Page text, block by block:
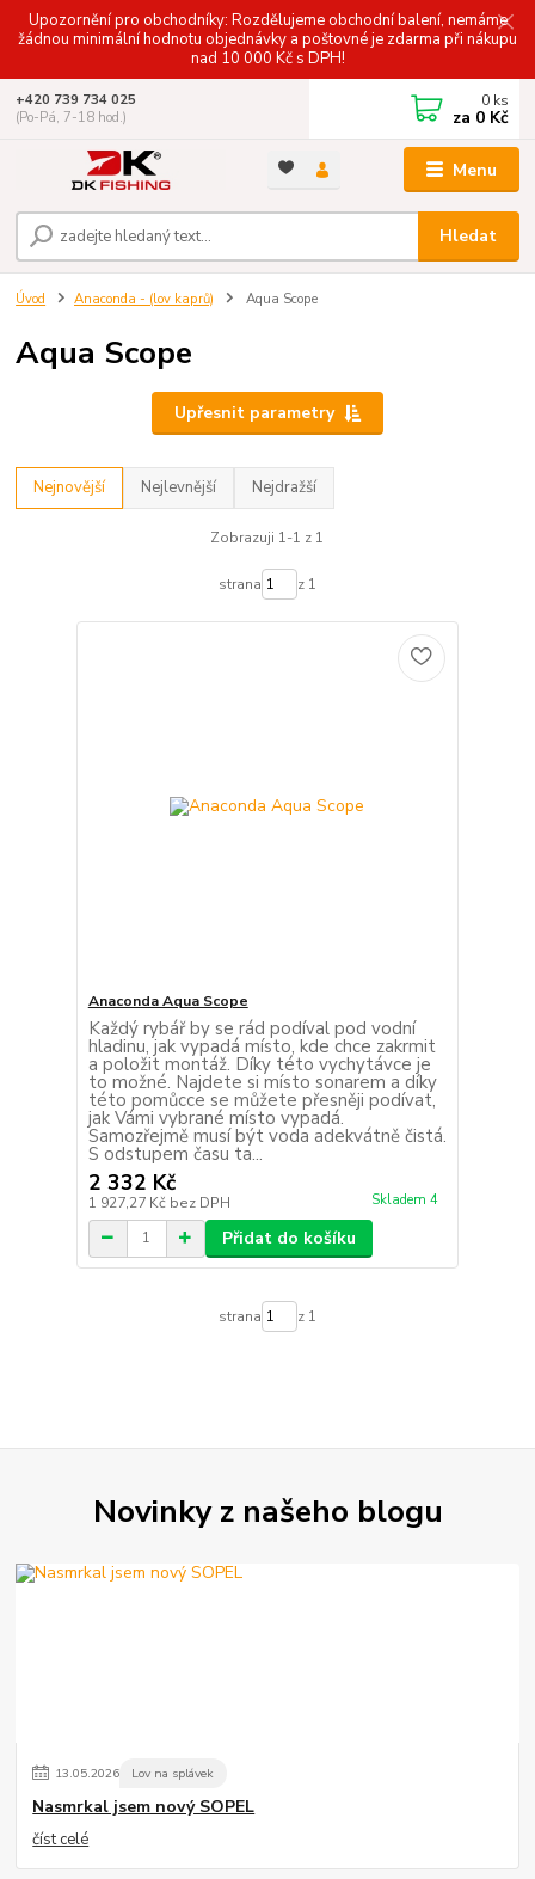
Upozornění pro obchodníky: Rozdělujeme obchodní balení, nemáme
žádnou minimální hodnotu objednávky a poštovné je zdarma při nákupu
nad 10 000 Kč s DPH!
Menu
Hledat
+420 739 734 025
(Po-Pá, 7-18 hod.)
0 ks
za 0 Kč
Úvod Anaconda - (lov kaprů) Aqua Scope
Aqua Scope
Upřesnit parametry
Nejnovější Nejlevnější Nejdražší
Zobrazuji 1-1 z 1
strana z 1
Anaconda Aqua Scope
Každý rybář by se rád podíval pod vodní
hladinu, jak vypadá místo, kde chce zakrmit
a položit montáž. Díky této vychytávce je
to možné. Najdete si místo sonarem a díky
této pomůcce se můžete přesněji podívat,
jak Vámi vybrané místo vypadá.
Samozřejmě musí být voda adekvátně čistá.
S odstupem času ta...
2 332 Kč
1 927,27 Kč bez DPH Skladem 4
Přidat do košíku
strana z 1
Novinky z našeho blogu
13.05.2026 Lov na splávek
Nasmrkal jsem nový SOPEL
číst celé